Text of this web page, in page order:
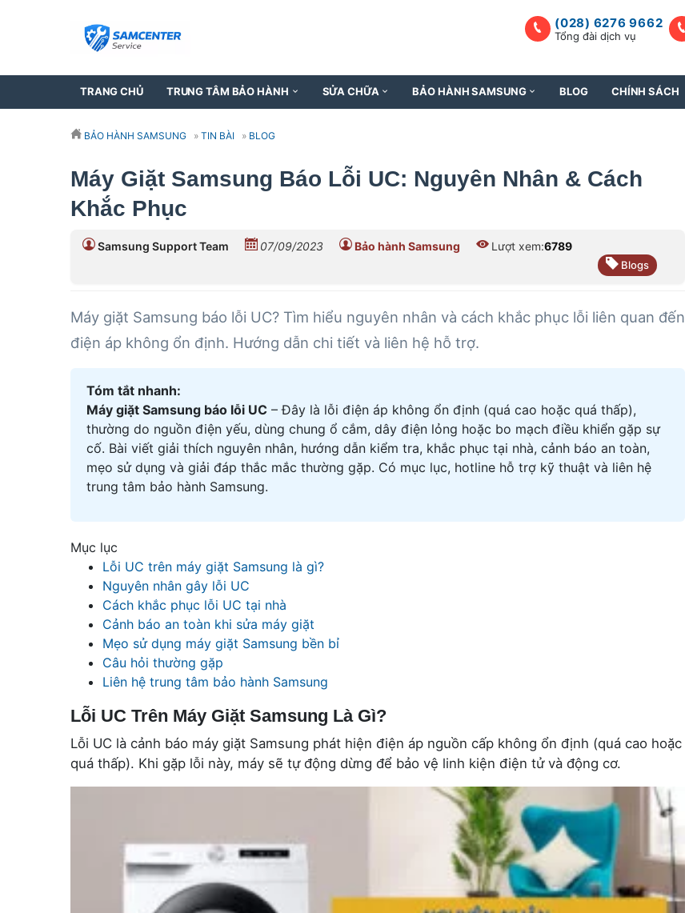
(028) 6276 9662
Tổng đài dịch vụ
TRANG CHỦ TRUNG TÂM BẢO HÀNH SỬA CHỮA BẢO HÀNH SAMSUNG BLOG CHÍNH SÁCH
BẢO HÀNH SAMSUNG » TIN BÀI » BLOG
Máy Giặt Samsung Báo Lỗi UC: Nguyên Nhân & Cách
Khắc Phục
Samsung Support Team 07/09/2023 Bảo hành Samsung Lượt xem:6789
Blogs
Máy giặt Samsung báo lỗi UC? Tìm hiểu nguyên nhân và cách khắc phục lỗi liên quan đến
điện áp không ổn định. Hướng dẫn chi tiết và liên hệ hỗ trợ.
Tóm tắt nhanh:
Máy giặt Samsung báo lỗi UC – Đây là lỗi điện áp không ổn định (quá cao hoặc quá thấp),
thường do nguồn điện yếu, dùng chung ổ cắm, dây điện lỏng hoặc bo mạch điều khiển gặp sự
cố. Bài viết giải thích nguyên nhân, hướng dẫn kiểm tra, khắc phục tại nhà, cảnh báo an toàn,
mẹo sử dụng và giải đáp thắc mắc thường gặp. Có mục lục, hotline hỗ trợ kỹ thuật và liên hệ
trung tâm bảo hành Samsung.
Mục lục
Lỗi UC trên máy giặt Samsung là gì?
Nguyên nhân gây lỗi UC
Cách khắc phục lỗi UC tại nhà
Cảnh báo an toàn khi sửa máy giặt
Mẹo sử dụng máy giặt Samsung bền bỉ
Câu hỏi thường gặp
Liên hệ trung tâm bảo hành Samsung
Lỗi UC Trên Máy Giặt Samsung Là Gì?
Lỗi UC là cảnh báo máy giặt Samsung phát hiện điện áp nguồn cấp không ổn định (quá cao hoặc
quá thấp). Khi gặp lỗi này, máy sẽ tự động dừng để bảo vệ linh kiện điện tử và động cơ.